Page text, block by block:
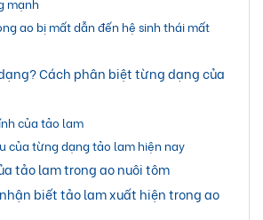
mạnh
ao bị mất dẫn đến hệ sinh thái mất
Cách phân biệt từng dạng của
của tảo lam
của từng dạng tảo lam hiện nay
tảo lam trong ao nuôi tôm
biết tảo lam xuất hiện trong ao